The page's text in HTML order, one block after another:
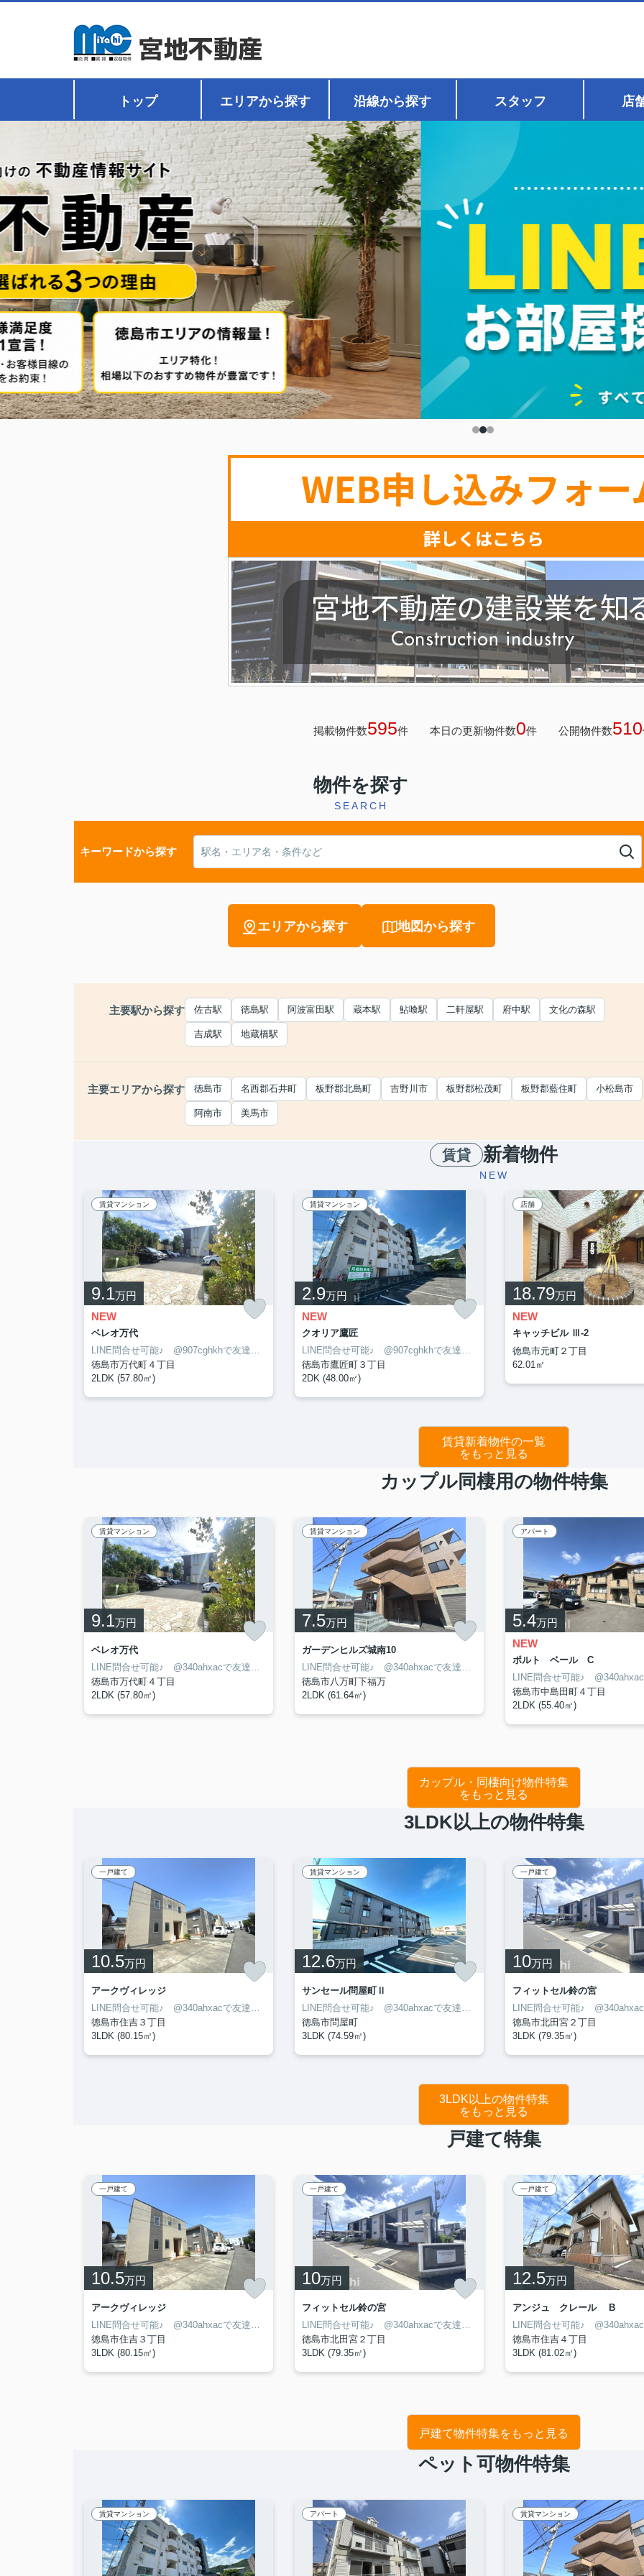
トップ エリアから探す 沿線から探す スタッフ 店
掲載物件数595件 本日の更新物件数0件 公開物件数510
物件を探す
SEARCH
キーワードから探す
エリアから探す 地図から探す
主要駅から探す 佐古駅 徳島駅 阿波富田駅 蔵本駅 鮎喰駅 二軒屋駅 府中駅 文化の森駅
吉成駅 地蔵橋駅
主要エリアから探す 徳島市 名西郡石井町 板野郡北島町 吉野川市 板野郡松茂町 板野郡藍住町 小松島市
阿南市 美馬市
賃貸 新着物件
NEW
賃貸マンション
9.1万円
NEW
ベレオ万代
LINE問合せ可能♪ @907cghkhで友達検索して下さい
徳島市万代町４丁目
2LDK (57.80㎡)
賃貸マンション
2.9万円
NEW
クオリア鷹匠
LINE問合せ可能♪ @907cghkhで友達検索して下さい
徳島市鷹匠町３丁目
2DK (48.00㎡)
店舗
18.79万円
NEW
キャッチビル Ⅲ-2
徳島市元町２丁目
62.01㎡
賃貸新着物件の一覧
をもっと見る
カップル同棲用の物件特集
賃貸マンション
9.1万円
ベレオ万代
LINE問合せ可能♪ @340ahxacで友達検索して下さい
徳島市万代町４丁目
2LDK (57.80㎡)
賃貸マンション
7.5万円
ガーデンヒルズ城南10
LINE問合せ可能♪ @340ahxacで友達検索して下さい
徳島市八万町下福万
2LDK (61.64㎡)
アパート
5.4万円
NEW
ポルト ベール C
徳島市中島田町４丁目
2LDK (55.40㎡)
カップル・同棲向け物件特集
をもっと見る
3LDK以上の物件特集
一戸建て
10.5万円
アークヴィレッジ
LINE問合せ可能♪ @340ahxacで友達検索して下さい
徳島市住吉３丁目
3LDK (80.15㎡)
賃貸マンション
12.6万円
サンセール問屋町Ⅱ
LINE問合せ可能♪ @340ahxacで友達検索して下さい
徳島市問屋町
3LDK (74.59㎡)
一戸建て
10万円
フィットセル鈴の宮
徳島市北田宮２丁目
3LDK (79.35㎡)
3LDK以上の物件特集
をもっと見る
戸建て特集
一戸建て
10.5万円
アークヴィレッジ
LINE問合せ可能♪ @340ahxacで友達検索して下さい
徳島市住吉３丁目
3LDK (80.15㎡)
一戸建て
10万円
フィットセル鈴の宮
LINE問合せ可能♪ @340ahxacで友達検索して下さい
徳島市北田宮２丁目
3LDK (79.35㎡)
一戸建て
12.5万円
アンジュ クレール B
徳島市住吉４丁目
3LDK (81.02㎡)
戸建て物件特集をもっと見る
ペット可物件特集
賃貸マンション アパート 賃貸マンション